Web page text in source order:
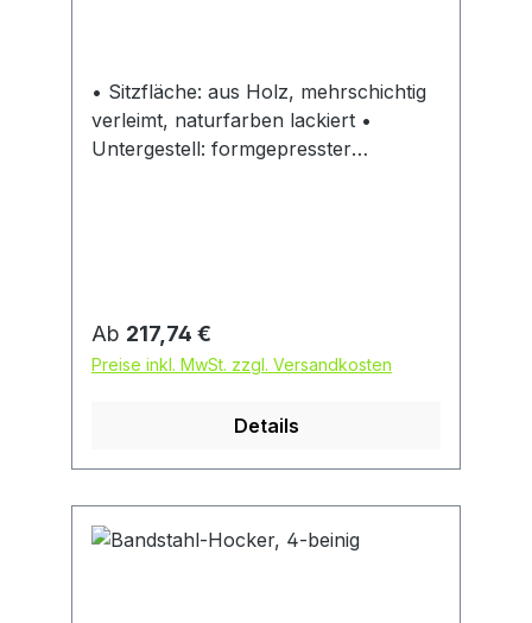
• Sitzfläche: aus Holz, mehrschichtig
verleimt, naturfarben lackiert •
Untergestell: formgepresster
Regulärer Preis:
Ab 217,74 €
Preise inkl. MwSt. zzgl. Versandkosten
Details